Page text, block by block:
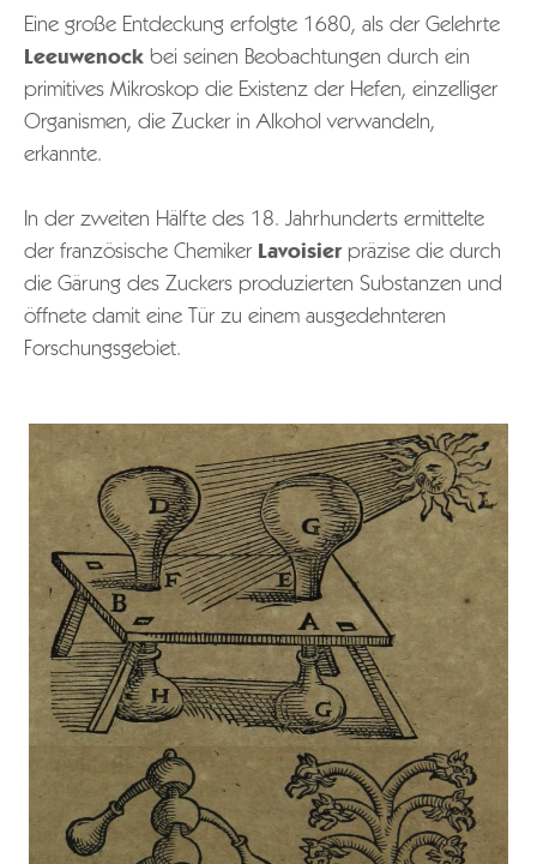
Eine große Entdeckung erfolgte 1680, als der Gelehrte
Leeuwenock bei seinen Beobachtungen durch ein
primitives Mikroskop die Existenz der Hefen, einzelliger
Organismen, die Zucker in Alkohol verwandeln,
erkannte.
In der zweiten Hälfte des 18. Jahrhunderts ermittelte
der französische Chemiker Lavoisier präzise die durch
die Gärung des Zuckers produzierten Substanzen und
öffnete damit eine Tür zu einem ausgedehnteren
Forschungsgebiet.